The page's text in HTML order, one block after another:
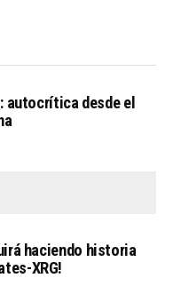
autocrítica desde el
haciendo historia
XRG!